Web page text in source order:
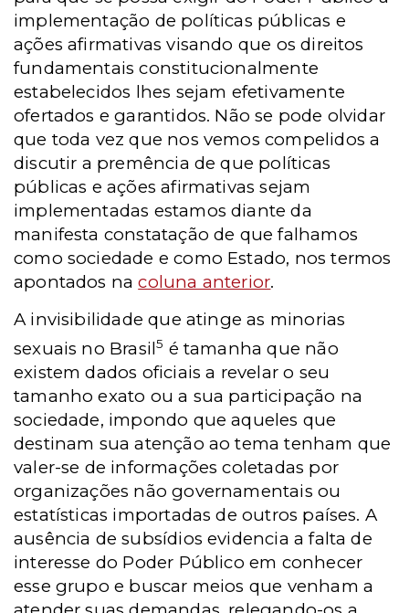
implementação de políticas públicas e
ações afirmativas visando que os direitos
fundamentais constitucionalmente
estabelecidos lhes sejam efetivamente
ofertados e garantidos. Não se pode olvidar
que toda vez que nos vemos compelidos a
discutir a premência de que políticas
públicas e ações afirmativas sejam
implementadas estamos diante da
manifesta constatação de que falhamos
como sociedade e como Estado, nos termos
apontados nacoluna anterior.
A invisibilidade que atinge as minorias
sexuais no Brasil5 é tamanha que não
existem dados oficiais a revelar o seu
tamanho exato ou a sua participação na
sociedade, impondo que aqueles que
destinam sua atenção ao tema tenham que
valer-se de informações coletadas por
organizações não governamentais ou
estatísticas importadas de outros países. A
ausência de subsídios evidencia a falta de
interesse do Poder Público em conhecer
esse grupo e buscar meios que venham a